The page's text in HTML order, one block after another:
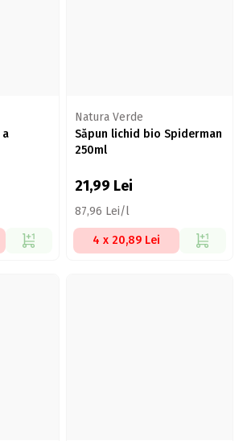
a
Natura Verde
Săpun lichid bio Spiderman
250ml
21,99 Lei
87,96 Lei/l
4 x 20,89 Lei